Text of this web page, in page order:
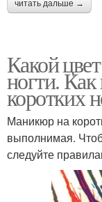
читать дальше →
Какой
ногти.
коротких
Маникюр на
выполнимая.
следуйте